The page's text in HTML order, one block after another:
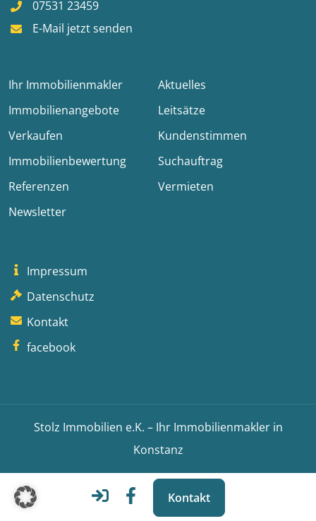
Kontakt
07531 23459
E-Mail jetzt senden
Ihr Immobilienmakler
Aktuelles
Immobilienangebote
Leitsätze
Verkaufen
Kundenstimmen
Immobilienbewertung
Suchauftrag
Referenzen
Vermieten
Newsletter
Impressum
Datenschutz
Kontakt
facebook
Stolz Immobilien e.K. – Ihr Immobilienmakler in
Konstanz